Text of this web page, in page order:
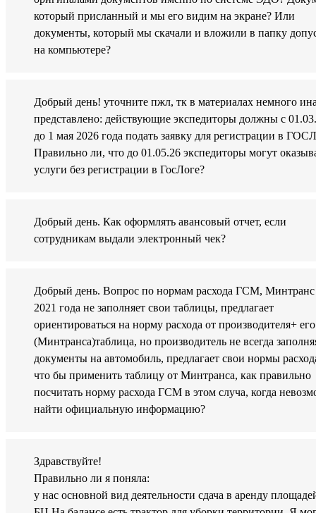
который присланный и мы его видим на экране? Или
документы, который мы скачали и вложили в папку
на компьютере?
Добрый день! уточните пжл, тк в материалах немного
представлено: действующие экспедиторы должны с
до 1 мая 2026 года подать заявку для регистрации в
Правильно ли, что до 01.05.26 экспедиторы могут
услуги без регистрации в ГосЛоге?
Добрый день. Как оформлять авансовый отчет, если
сотрудникам выдали электронный чек?
Добрый день. Вопрос по нормам расхода ГСМ, Минтранс
2021 года не заполняет свои таблицы, предлагает
ориентироваться на норму расхода от производителя+ его
(Минтранса)таблица, но производитель не всегда
документы на автомобиль, предлагает свои нормы
что бы применить таблицу от Минтранса, как правильно
посчитать норму расхода ГСМ в этом случа, когда
найти официальную информацию?
Здравствуйте!
Правильно ли я поняла:
у нас основной вид деятельности сдача в аренду